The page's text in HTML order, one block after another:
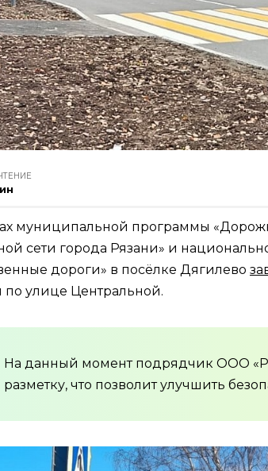
муниципальной программы
сети города Рязани» и
дороги» в посёлке Дягилево
по улице Центральной.
На данный момент подрядчик ООО
разметку, что позволит улучшить